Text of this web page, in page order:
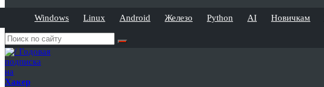
Windows Linux Android Железо Python AI Новичкам
Годовая
подписка
на
Хакер